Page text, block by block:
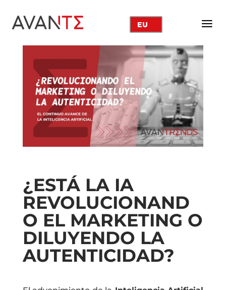
EU
¿ESTÁ LA IA
REVOLUCIONAND
O EL MARKETING O
DILUYENDO LA
AUTENTICIDAD?